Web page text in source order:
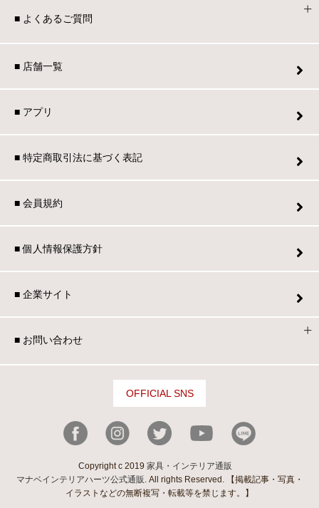
■ よくあるご質問
■ 店舗一覧
■ アプリ
■ 特定商取引法に基づく表記
■ 会員規約
■ 個人情報保護方針
■ 企業サイト
■ お問い合わせ
OFFICIAL SNS
Copyright c 2019 家具・インテリア通販
マナベインテリアハーツ公式通販 . All rights Reserved. 【掲載記事・写真・
イラストなどの無断複写・転載等を禁じます。】